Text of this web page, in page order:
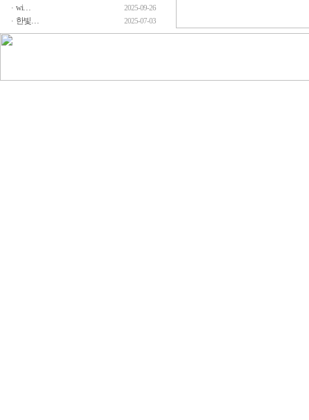
· wi… 2025-09-26
· 한빛… 2025-07-03